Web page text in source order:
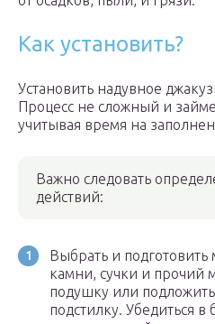
Как установить?
Установить надувное
Процесс не сложный и
учитывая время на
Важно следовать
действий:
Выбрать и подготовить
камни, сучки и прочий
подушку или
подстилку. Убедиться в